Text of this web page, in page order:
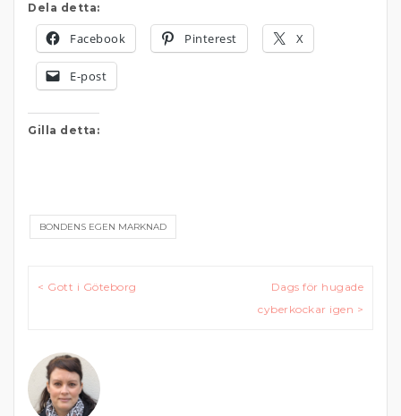
Dela detta:
Facebook Pinterest X
E-post
Gilla detta:
BONDENS EGEN MARKNAD
Inläggsnavigering
< Gott i Göteborg
Dags för hugade
cyberkockar igen >